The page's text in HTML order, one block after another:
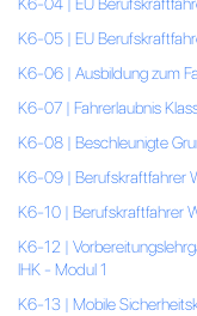
K6-04 | EU
K6-05 | EU
K6-06 | Ausbildung zum
K6-07 | Fahrerlaubnis
K6-08 | Beschleunigte
K6-09 | Berufskraftfahrer
K6-10 | Berufskraftfahrer
K6-12 |
IHK - Modul 1
K6-13 | Mobile